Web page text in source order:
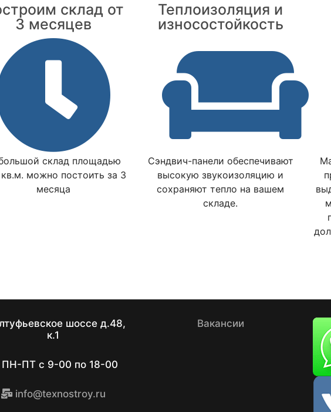
склад от
3 месяцев
склад площадью
можно постоить за 3
месяца
Теплоизоляция и
износостойкость
Сэндвич-панели обеспечивают
высокую звукоизоляцию и
сохраняют тепло на вашем
складе.
шоссе д.48,
к.1
ПТ с 9-00 по 18-00
info@texnostroy.ru
Вакансии